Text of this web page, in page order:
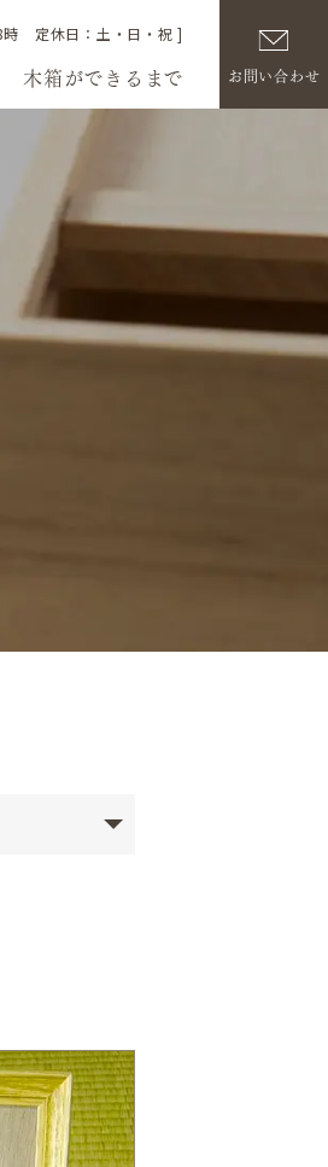
時 定休日：土・日・祝 ]
木箱ができるまで お問い合わせ